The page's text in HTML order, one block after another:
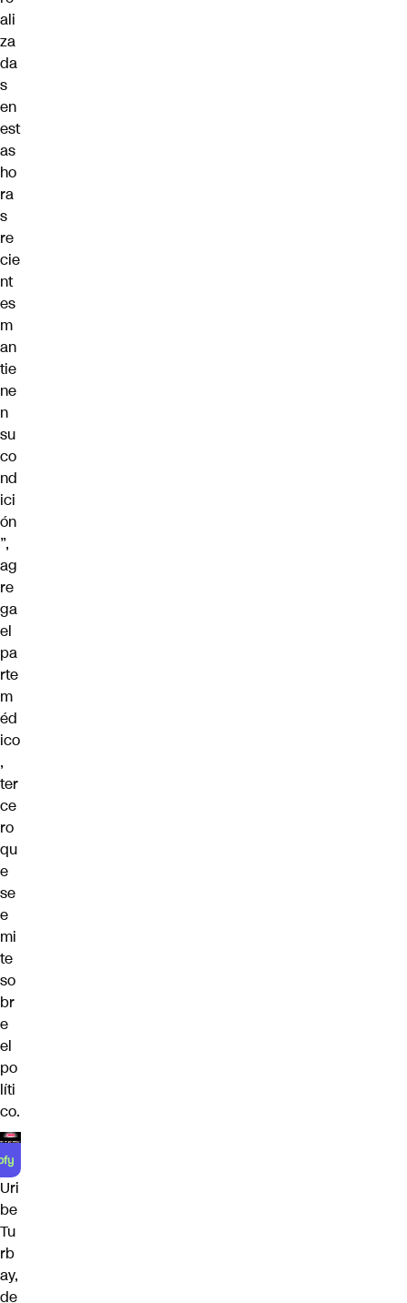
ali
za
da
s
en
est
as
ho
ra
s
re
cie
nt
es
m
an
tie
ne
n
su
co
nd
ici
ón
”,
ag
re
ga
el
pa
rte
m
éd
ico
,
ter
ce
ro
qu
e
se
e
mi
te
so
br
e
el
po
líti
co.
Uri
be
Tu
rb
ay,
de